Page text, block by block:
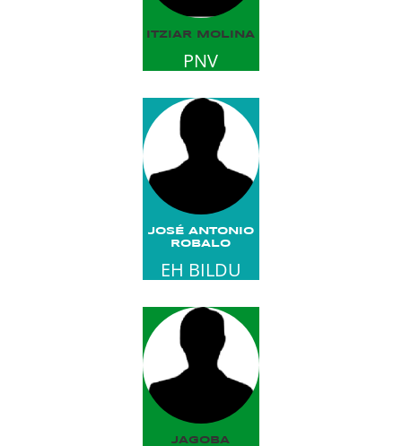
ITZIAR MOLINA
PNV
JOSÉ ANTONIO
ROBALO
EH BILDU
JAGOBA